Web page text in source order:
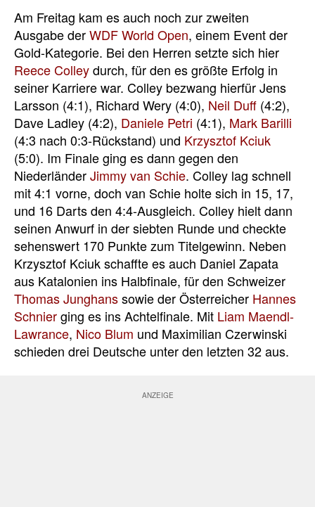
Am Freitag kam es auch noch zur zweiten
Ausgabe derWDF World Open, einem Event der
Gold-Kategorie. Bei den Herren setzte sich hier
Reece Colleydurch, für den es größte Erfolg in
seiner Karriere war. Colley bezwang hierfür Jens
Larsson (4:1), Richard Wery (4:0), Neil Duff (4:2),
Dave Ladley (4:2), Daniele Petri (4:1), Mark Barilli
(4:3 nach 0:3-Rückstand) und Krzysztof Kciuk
(5:0). Im Finale ging es dann gegen den
NiederländerJimmy van Schie. Colley lag schnell
mit 4:1 vorne, doch van Schie holte sich in 15, 17,
und 16 Darts den 4:4-Ausgleich. Colley hielt dann
seinen Anwurf in der siebten Runde und checkte
sehenswert 170 Punkte zum Titelgewinn. Neben
Krzysztof Kciuk schaffte es auch Daniel Zapata
aus Katalonien ins Halbfinale, für den Schweizer
Thomas Junghanssowie der Österreicher Hannes
Schnierging es ins Achtelfinale. Mit Liam Maendl-
Lawrance, Nico Blum und Maximilian Czerwinski
schieden drei Deutsche unter den letzten 32 aus.